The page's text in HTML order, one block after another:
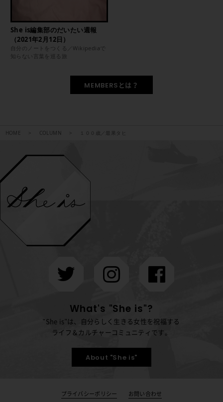
She is編集部のだいたい週報
（2021年2月12日）
自分のノートをつくる／Wikipediaで
知らない言葉を巡る旅
MEMBERSとは？
HOME COLUMN １００歳／最果タヒ
What's "She is"?
"She is"は、自分らしく生きる女性を祝福する
ライフ＆カルチャーコミュニティです。
About "She is"
プライバシーポリシー お問い合わせ